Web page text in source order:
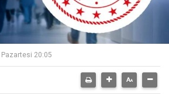
20:05